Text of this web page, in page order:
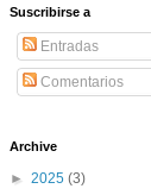
Suscribirse a
Entradas
Comentarios
Archive
► 2025 (3)